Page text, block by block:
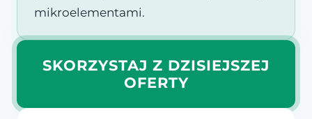
mikroelementami.
SKORZYSTAJ Z DZISIEJSZEJ
OFERTY